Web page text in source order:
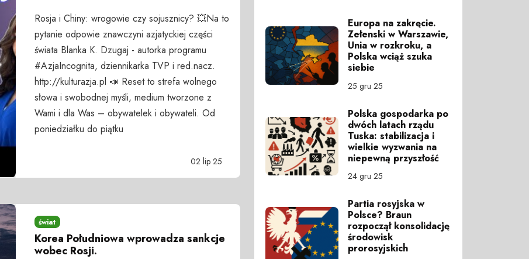
Rosja i Chiny: wrogowie czy sojusznicy? 💥Na to
pytanie odpowie znawczyni azjatyckiej części
świata Blanka K. Dzugaj - autorka programu
#AzjaIncognita, dziennikarka TVP i red.nacz.
http://kulturazja.pl 📣 Reset to strefa wolnego
słowa i swobodnej myśli, medium tworzone z
Wami i dla Was – obywatelek i obywateli. Od
poniedziałku do piątku
02 lip 25
świat
Korea Południowa wprowadza sankcje
wobec Rosji.
Europa na zakręcie.
Zełenski w Warszawie,
Unia w rozkroku, a
Polska wciąż szuka
siebie
25 gru 25
Polska gospodarka po
dwóch latach rządu
Tuska: stabilizacja i
wielkie wyzwania na
niepewną przyszłość
24 gru 25
Partia rosyjska w
Polsce? Braun
rozpoczął konsolidację
środowisk
prorosyjskich